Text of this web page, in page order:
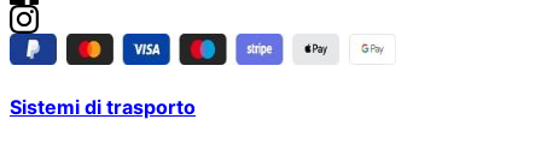
Sistemi di trasporto